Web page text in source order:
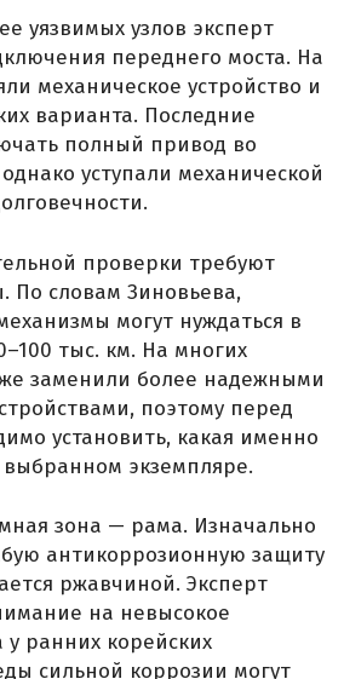
уязвимых узлов эксперт
переднего моста. На
механическое устройство и
варианта. Последние
полный привод во
уступали механической
проверки требуют
По словам Зиновьева,
могут нуждаться в
тыс. км. На многих
заменили более надежными
поэтому перед
установить, какая именно
выбранном экземпляре.
зона — рама. Изначально
антикоррозионную защиту
ржавчиной. Эксперт
на невысокое
у ранних корейских
сильной коррозии могут